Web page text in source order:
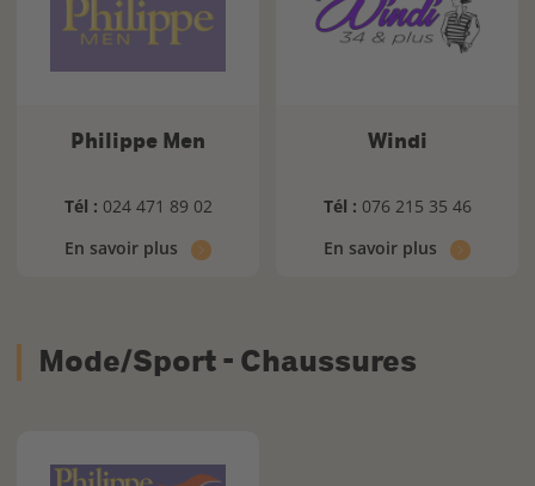
Philippe Men
Tél : 024 471 89 02
En savoir plus
Windi
Tél : 076 215 35 46
En savoir plus
Mode/Sport - Chaussures